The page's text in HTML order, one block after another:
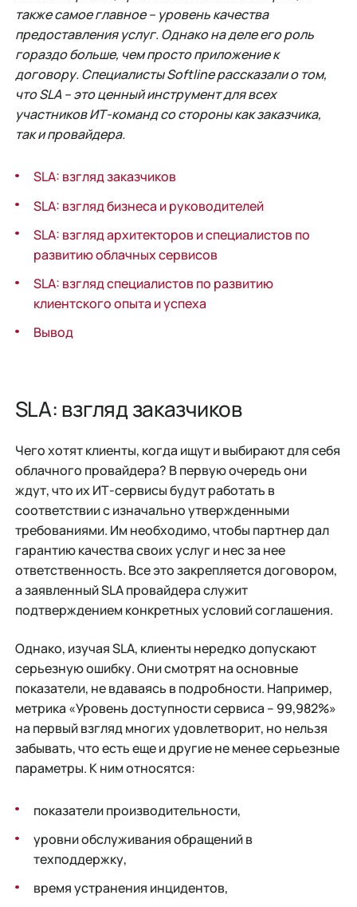
также самое главное – уровень качества
предоставления услуг. Однако на деле его роль
гораздо больше, чем просто приложение к
договору. Специалисты Softline рассказали о том,
что SLA – это ценный инструмент для всех
участников ИТ-команд со стороны как заказчика,
так и провайдера.
SLA: взгляд заказчиков
SLA: взгляд бизнеса и руководителей
SLA: взгляд архитекторов и специалистов по
развитию облачных сервисов
SLA: взгляд специалистов по развитию
клиентского опыта и успеха
Вывод
SLA: взгляд заказчиков
Чего хотят клиенты, когда ищут и выбирают для себя
облачного провайдера? В первую очередь они
ждут, что их ИТ-сервисы будут работать в
соответствии с изначально утвержденными
требованиями. Им необходимо, чтобы партнер дал
гарантию качества своих услуг и нес за нее
ответственность. Все это закрепляется договором,
а заявленный SLA провайдера служит
подтверждением конкретных условий соглашения.
Однако, изучая SLA, клиенты нередко допускают
серьезную ошибку. Они смотрят на основные
показатели, не вдаваясь в подробности. Например,
метрика «Уровень доступности сервиса – 99,982%»
на первый взгляд многих удовлетворит, но нельзя
забывать, что есть еще и другие не менее серьезные
параметры. К ним относятся:
показатели производительности,
уровни обслуживания обращений в
техподдержку,
время устранения инцидентов,